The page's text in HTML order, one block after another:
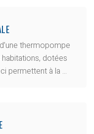
thermopompe
dotées
permettent à la ...